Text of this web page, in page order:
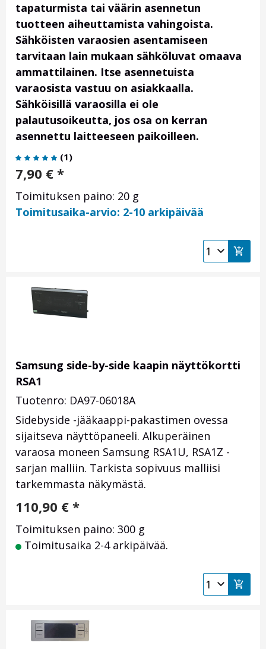
tapaturmista tai väärin asennetun
tuotteen aiheuttamista vahingoista.
Sähköisten varaosien asentamiseen
tarvitaan lain mukaan sähköluvat omaava
ammattilainen. Itse asennetuista
varaosista vastuu on asiakkaalla.
Sähköisillä varaosilla ei ole
palautusoikeutta, jos osa on kerran
asennettu laitteeseen paikoilleen.
(1)
7,90 € *
Toimituksen paino: 20 g
Toimitusaika-arvio: 2-10 arkipäivää
Samsung side-by-side kaapin näyttökortti
RSA1
Tuotenro: DA97-06018A
Sidebyside -jääkaappi-pakastimen ovessa
sijaitseva näyttöpaneeli. Alkuperäinen
varaosa moneen Samsung RSA1U, RSA1Z -
sarjan malliin. Tarkista sopivuus malliisi
tarkemmasta näkymästä.
110,90 € *
Toimituksen paino: 300 g
Toimitusaika 2-4 arkipäivää.